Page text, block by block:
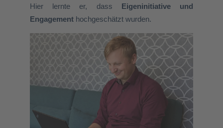
Hier lernte er, dass Eigeninitiative und
Engagement hochgeschätzt wurden.